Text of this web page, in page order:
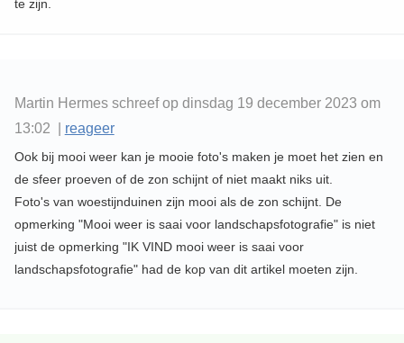
te zijn.
Martin Hermes schreef op dinsdag 19 december 2023 om
13:02 | reageer
Ook bij mooi weer kan je mooie foto's maken je moet het zien en
de sfeer proeven of de zon schijnt of niet maakt niks uit.
Foto's van woestijnduinen zijn mooi als de zon schijnt. De
opmerking "Mooi weer is saai voor landschapsfotografie" is niet
juist de opmerking "IK VIND mooi weer is saai voor
landschapsfotografie" had de kop van dit artikel moeten zijn.